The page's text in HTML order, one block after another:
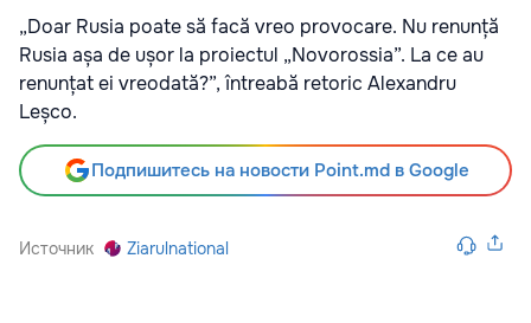
„Doar Rusia poate să facă vreo provocare. Nu renunță
Rusia așa de ușor la proiectul „Novorossia”. La ce au
renunțat ei vreodată?”, întreabă retoric Alexandru
Leșco.
Подпишитесь на новости Point.md в Google
Источник Ziarulnational